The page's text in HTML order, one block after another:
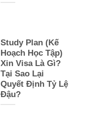
Study Plan (Kế
Hoạch Học Tập)
Xin Visa Là Gì?
Tại Sao Lại
Quyết Định Tỷ Lệ
Đậu?